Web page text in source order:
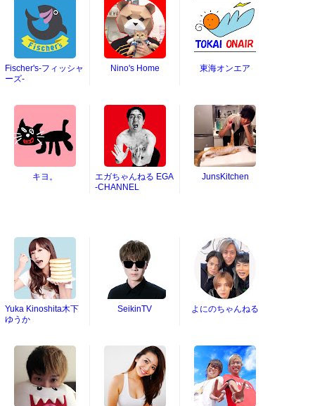
Fischer's-フィッシャ
ーズ-
Nino's Home 東海オンエア
キヨ。
エガちゃんねる EGA
-CHANNEL
JunsKitchen
Yuka Kinoshita木下
ゆうか
SeikinTV よにのちゃんねる